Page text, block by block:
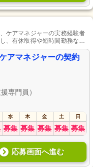
ケアマネジャーの実務経験者
、有休取得や短時間勤務など
お仕事の両立を可能にしま
中で介護資格を活かすチャン
アマネジャーの契約
専門員）
水 木 金 土 日
募集 募集 募集 募集 募集
応募画面へ進む